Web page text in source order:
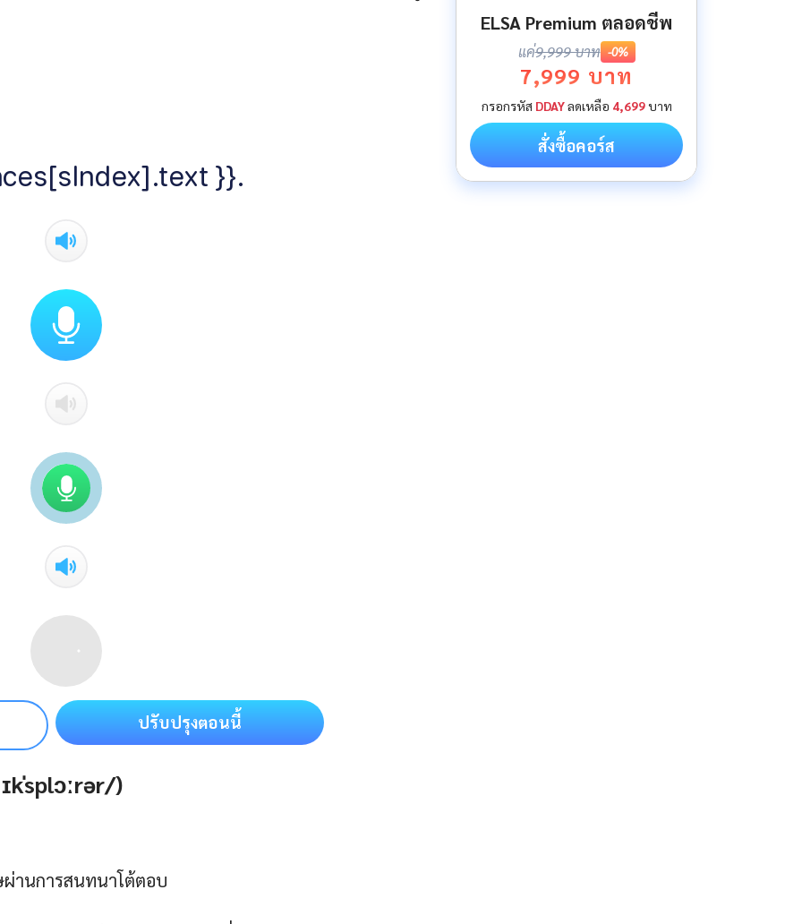
}}.
ปรับปรุงตอนนี้
)
านการสนทนาโต้ตอบ
ELSA Premium ตลอดชีพ
แค่9,999 บาท -0%
7,999 บาท
กรอกรหัส DDAYลดเหลือ 4,699บาท
สั่งซื้อคอร์ส